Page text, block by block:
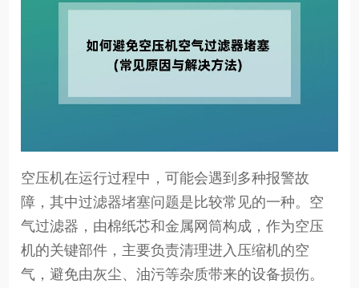
空压机在运行过程中，可能会遇到多种报警故
障，其中过滤器堵塞问题是比较常见的一种。空
气过滤器，由棉纸芯和金属网筒构成，作为空压
机的关键部件，主要负责清理进入压缩机的空
气，避免由灰尘、油污等杂质带来的设备损伤。